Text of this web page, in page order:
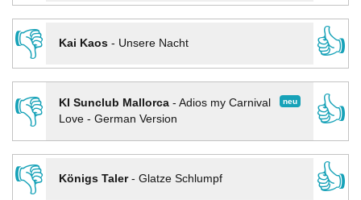
👎
Kai Kaos- Unsere Nacht
👍
👎
neu
KI Sunclub Mallorca- Adios my Carnival
Love - German Version
👍
👎
Königs Taler- Glatze Schlumpf
👍